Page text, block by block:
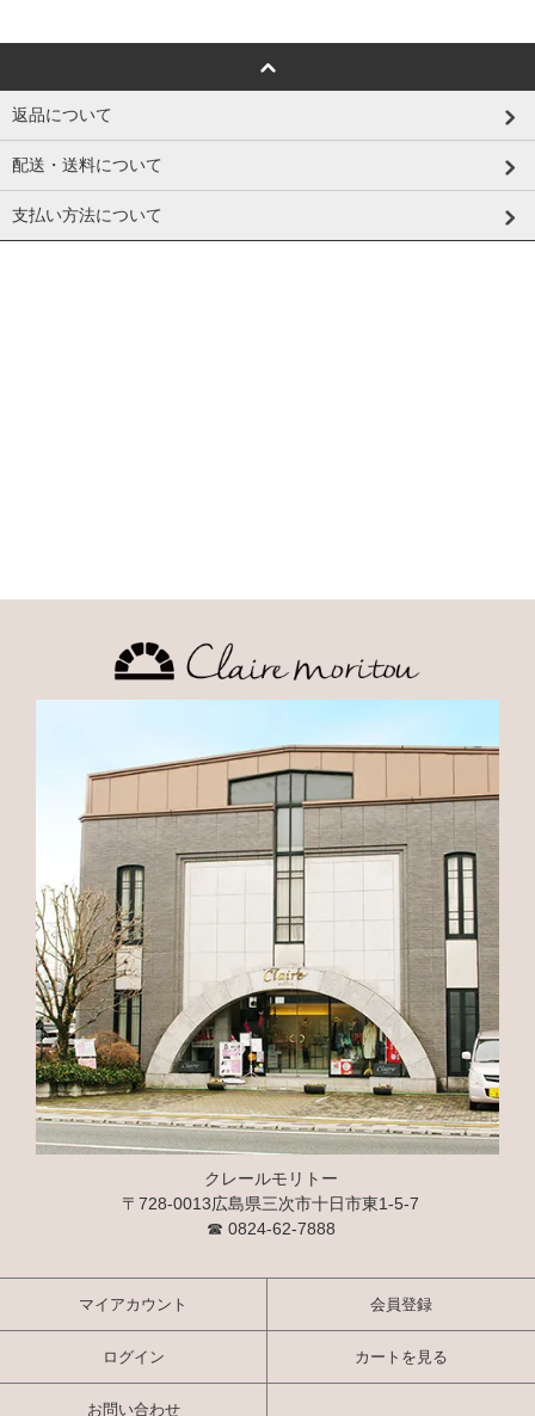
返品について
配送・送料について
支払い方法について
クレールモリトー
〒728-0013広島県三次市十日市東1-5-7
☎ 0824-62-7888
マイアカウント 会員登録
ログイン カートを見る
お問い合わせ